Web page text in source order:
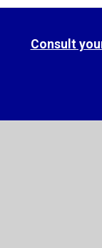
Consult